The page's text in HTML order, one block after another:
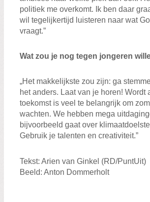
politiek me overkomt. Ik ben daar
wil tegelijkertijd luisteren naar wat
vraagt.”
Wat zou je nog tegen jongeren
„Het makkelijkste zou zijn: ga
het anders. Laat van je horen! Wordt
toekomst is veel te belangrijk om
wachten. We hebben mega
bijvoorbeeld gaat over
Gebruik je talenten en creativiteit.”
Tekst: Arien van Ginkel (RD/PuntUit)
Beeld: Anton Dommerholt